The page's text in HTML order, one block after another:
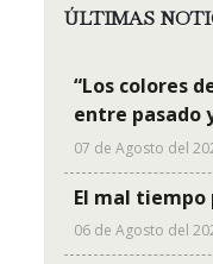
ÚLTIMAS
“Los colores
entre pasado
07 de Agosto del
El mal
06 de Agosto del